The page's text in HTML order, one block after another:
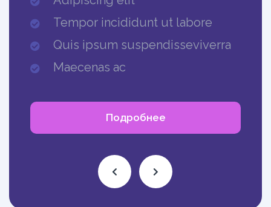
Tempor incididunt ut labore
Quis ipsum suspendisseviverra
Maecenas ac
Подробнее